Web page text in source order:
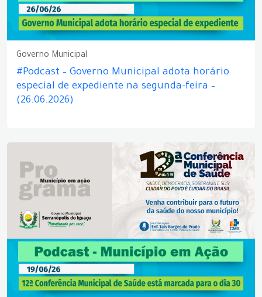
Governo Municipal
#Podcast – Governo Municipal adota horário
especial de expediente na segunda-feira –
(26.06.2026)